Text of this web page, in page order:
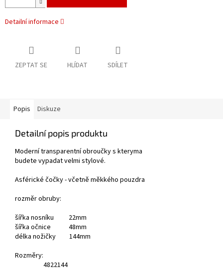
Detailní informace
ZEPTAT SE HLÍDAT SDÍLET
Popis Diskuze
Detailní popis produktu
Moderní transparentní obroučky s kteryma
budete vypadat velmi stylové.
Asférické čočky - včetně měkkého pouzdra
rozměr obruby:
šířka nosníku 22mm
šířka očnice 48mm
délka nožičky 144mm
Rozměry:
4822144